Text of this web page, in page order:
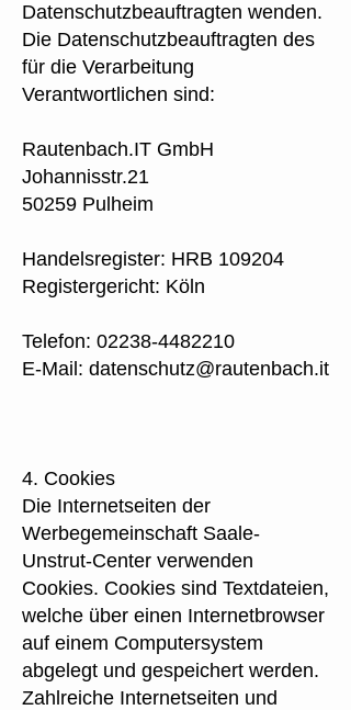
Datenschutzbeauftragten wenden.
Die Datenschutzbeauftragten des
für die Verarbeitung
Verantwortlichen sind:
Rautenbach.IT GmbH
Johannisstr.21
50259 Pulheim
Handelsregister: HRB 109204
Registergericht: Köln
Telefon: 02238-4482210
E-Mail: datenschutz@rautenbach.it
4. Cookies
Die Internetseiten der
Werbegemeinschaft Saale-
Unstrut-Center verwenden
Cookies. Cookies sind Textdateien,
welche über einen Internetbrowser
auf einem Computersystem
abgelegt und gespeichert werden.
Zahlreiche Internetseiten und